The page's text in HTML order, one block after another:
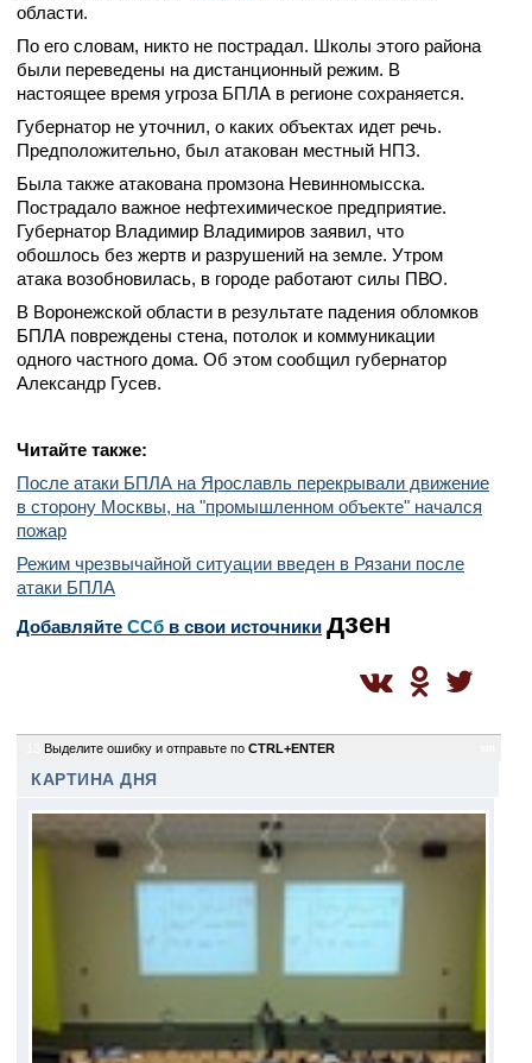
области.
По его словам, никто не пострадал. Школы этого района
были переведены на дистанционный режим. В
настоящее время угроза БПЛА в регионе сохраняется.
Губернатор не уточнил, о каких объектах идет речь.
Предположительно, был атакован местный НПЗ.
Была также атакована промзона Невинномысска.
Пострадало важное нефтехимическое предприятие.
Губернатор Владимир Владимиров заявил, что
обошлось без жертв и разрушений на земле. Утром
атака возобновилась, в городе работают силы ПВО.
В Воронежской области в результате падения обломков
БПЛА повреждены стена, потолок и коммуникации
одного частного дома. Об этом сообщил губернатор
Александр Гусев.
Читайте также:
После атаки БПЛА на Ярославль перекрывали движение
в сторону Москвы, на "промышленном объекте" начался
пожар
Режим чрезвычайной ситуации введен в Рязани после
атаки БПЛА
Добавляйте CСб в свои источники дзен
Выделите ошибку и отправьте по CTRL+ENTER
КАРТИНА ДНЯ